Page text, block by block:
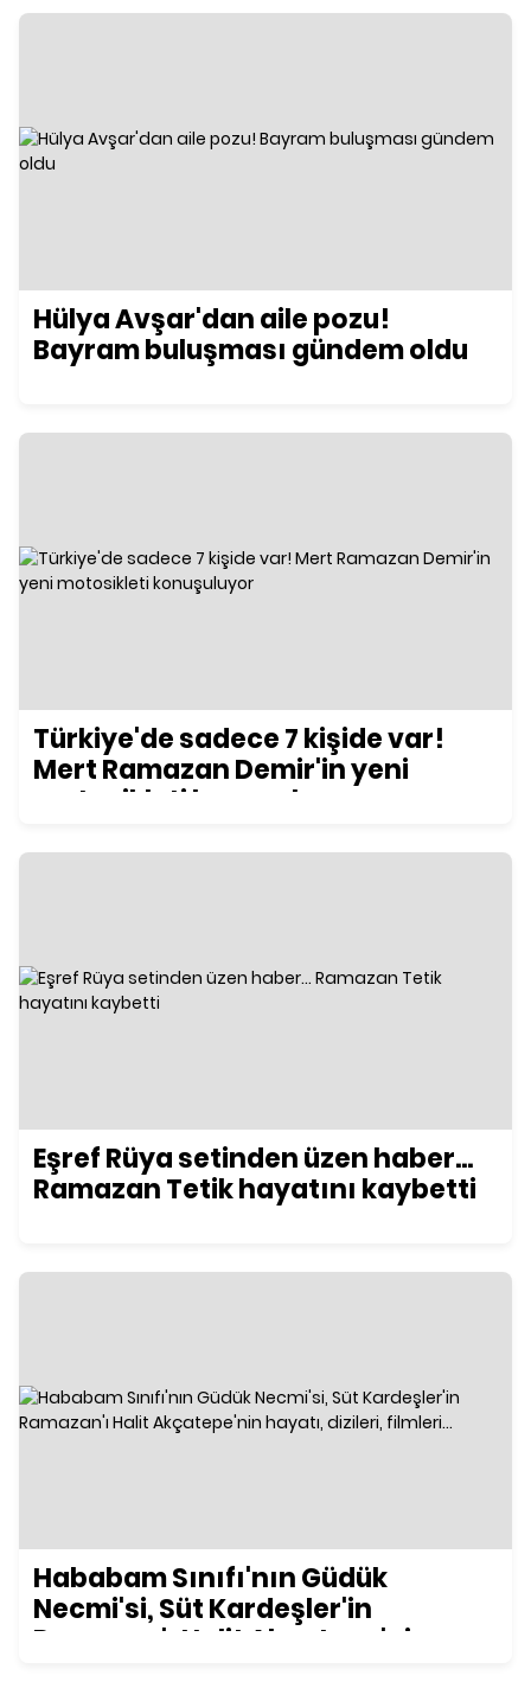
Hülya Avşar'dan aile pozu!
Bayram buluşması gündem oldu
Türkiye'de sadece 7 kişide var!
Mert Ramazan Demir'in yeni
motosikleti konuşuluyor
Eşref Rüya setinden üzen haber...
Ramazan Tetik hayatını kaybetti
Hababam Sınıfı'nın Güdük
Necmi'si, Süt Kardeşler'in
Ramazan'ı Halit Akçatepe'nin